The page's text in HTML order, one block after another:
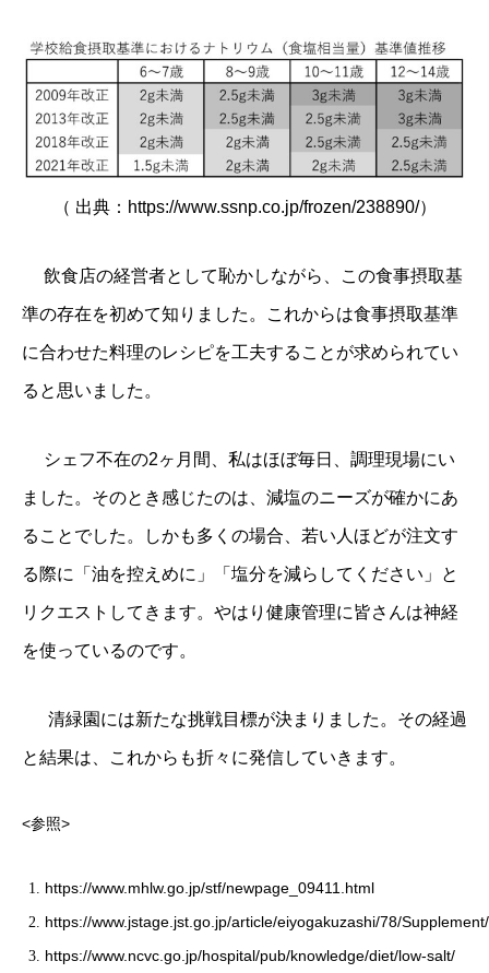
（ 出典： https://www.ssnp.co.jp/frozen/238890/）
飲食店の経営者として恥かしながら、この食事摂取基
準の存在を初めて知りました。これからは食事摂取基準
に合わせた料理のレシピを工夫することが求められてい
ると思いました。
シェフ不在の2ヶ月間、私はほぼ毎日、調理現場にい
ました。そのとき感じたのは、減塩のニーズが確かにあ
ることでした。しかも多くの場合、若い人ほどが注文す
る際に「油を控えめに」「塩分を減らしてください」と
リクエストしてきます。やはり健康管理に皆さんは神経
を使っているのです。
清緑園には新たな挑戦目標が決まりました。その経過
と結果は、これからも折々に発信していきます。
<参照>
https://www.mhlw.go.jp/stf/newpage_09411.html
https://www.jstage.jst.go.jp/article/eiyogakuzashi/78/
https://www.ncvc.go.jp/hospital/pub/knowledge/diet/low-salt/